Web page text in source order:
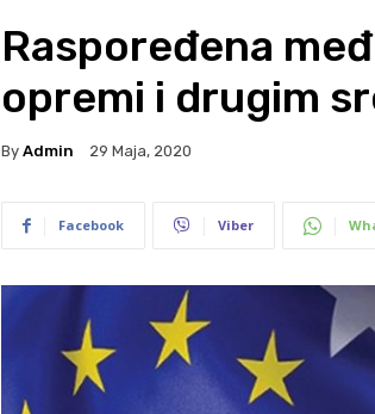
Raspoređena
opremi i drugim
By Admin 29 Maja, 2020
Facebook Viber